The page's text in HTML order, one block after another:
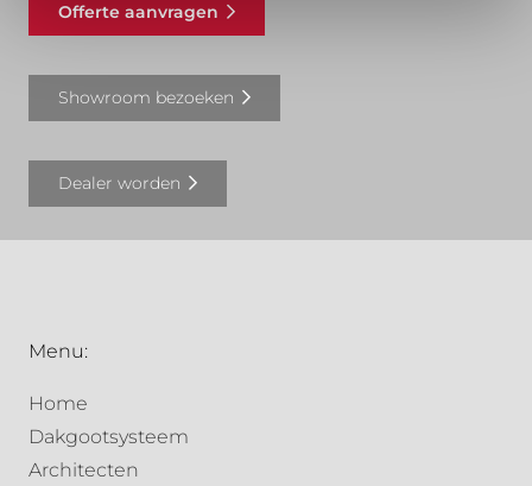
Offerte aanvragen
Showroom bezoeken
Dealer worden
Menu:
Home
Dakgootsysteem
Architecten